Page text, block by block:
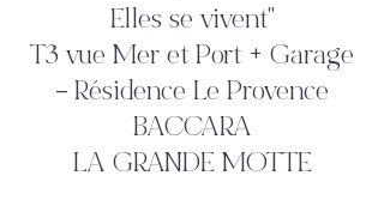
Elles se vivent"
T3 vue Mer et Port + Garage
– Résidence Le Provence
BACCARA
LA GRANDE MOTTE